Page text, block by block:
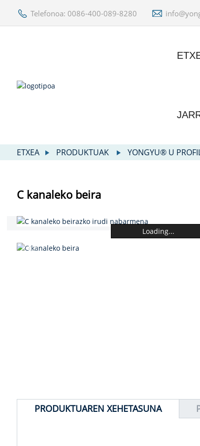
Telefonoa: 0086-400-089-8280
ETXEA PRODUKTUAK YONGYU® U
C kanaleko beira
Loading...
PRODUKTUAREN XEHETASUNA